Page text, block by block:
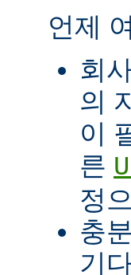
언제
회
의
이
른
정
충
기